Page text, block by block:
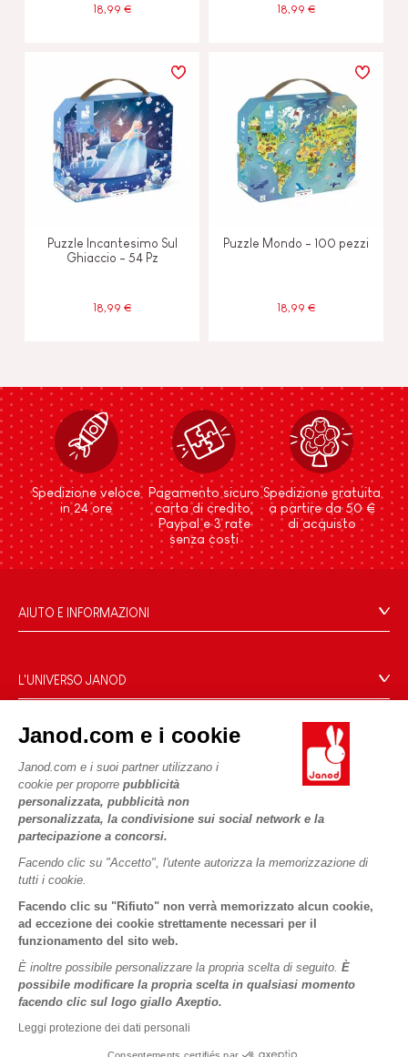
Janod.com e i cookie
Janod.com e i suoi partner utilizzano i
cookie per proporre pubblicità
personalizzata, pubblicità non
personalizzata, la condivisione sui social network e la
partecipazione a concorsi.
Facendo clic su "Accetto", l'utente autorizza la memorizzazione di
tutti i cookie.
Facendo clic su "Rifiuto" non verrà memorizzato alcun cookie,
ad eccezione dei cookie strettamente necessari per il
funzionamento del sito web.
È inoltre possibile personalizzare la propria scelta di seguito. È
possibile modificare la propria scelta in qualsiasi momento
facendo clic sul logo giallo Axeptio.
Leggi protezione dei dati personali
Consentements certifiés par
18,99 € 18,99 €
Puzzle Incantesimo Sul
Ghiaccio - 54 Pz
18,99 €
Puzzle Mondo - 100 pezzi
18,99 €
Spedizione veloce
in 24 ore
Pagamento sicuro
carta di credito,
Paypal e 3 rate
senza costi
Spedizione gratuita
a partire da 50 €
di acquisto
AIUTO E INFORMAZIONI
Domande Frequenti
Contatti
Negozi
Termini delle offerte
Dati personali
Cookies
Termini delle offerte
L'UNIVERSO JANOD
Le nostre attività
Impegni di RSI
Cos'è FSC®?
I NOSTRI SERVIZI
Pagamento
Acquista ora, paga dopo
Spedizione
Video
Regole di gioco e istruzioni
Pezzi staccati
Attività per bambini da scaricare
PROFESSIONALE
Contatti stampa
SEGUICI